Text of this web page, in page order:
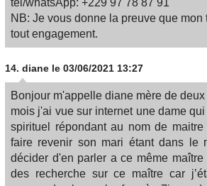
tel/whatsApp: +229 97 78 87 91
NB: Je vous donne la preuve que
tout engagement.
14. diane le 03/06/2021 13:27
Bonjour m'appelle diane mère de
mois j'ai vue sur internet une dame
spirituel répondant au nom de
faire revenir son mari étant dans le
décider d'en parler a ce même
des recherche sur ce maître car